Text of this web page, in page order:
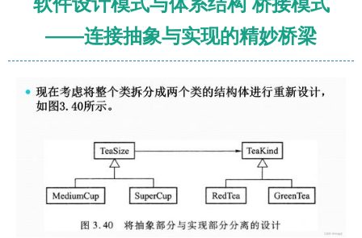
——连接抽象与实现的精妙桥梁